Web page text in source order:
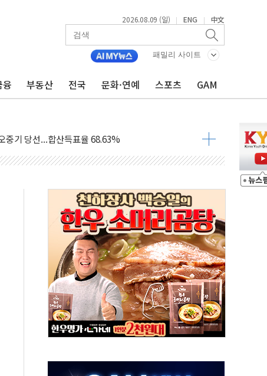
2026.08.09 (일) | ENG | 中文
패밀리 사이트
융 부동산 전국 문화·연예 스포츠 GAM
천~하당'·'올미골교' 차량 통행 선제 제한
발생…작업자 1명 숨져
대 숨진 채 발견...경찰, 조사 중
1.48%p 차 선두 유지...金 46.01% vs 鄭 44.53%
10대 구속…범행 후 반려견도 죽여
서 정청래에 승리…金 48.54% vs 鄭 44.40%
표...김민석 47.37% 정청래 45.71% 송영길 6.92%
표...정청래 47.82% 김민석 46.35% 송영길 5.83%
발표...김민석 50.30% 정청래 41.94% 송영길 7.76%
400명 맞이…"마음 잇는 시간 되길"
급 확정되나…재상고 앞두고 막판 셈법
행복상자' 전달
기 거꾸로' 논란…이틀만에 철거
예술·체육요원 최대 33% 감축
, 역대 최대폭 감소한 9.4%↓…유통업계 양극화 심화
사'로 콜롬비아 대통령 취임식 참석
간당 30mm 강한 비...호우 피해 없어